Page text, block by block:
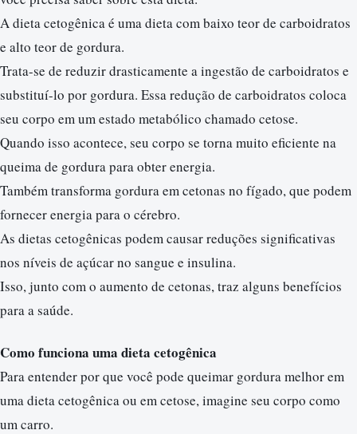
A dieta cetogênica é uma dieta com baixo teor de carboidratos
e alto teor de gordura.
Trata-se de reduzir drasticamente a ingestão de carboidratos e
substituí-lo por gordura. Essa redução de carboidratos coloca
seu corpo em um estado metabólico chamado cetose.
Quando isso acontece, seu corpo se torna muito eficiente na
queima de gordura para obter energia.
Também transforma gordura em cetonas no fígado, que podem
fornecer energia para o cérebro.
As dietas cetogênicas podem causar reduções significativas
nos níveis de açúcar no sangue e insulina.
Isso, junto com o aumento de cetonas, traz alguns benefícios
para a saúde.
Como funciona uma dieta cetogênica
Para entender por que você pode queimar gordura melhor em
uma dieta cetogênica ou em cetose, imagine seu corpo como
um carro.